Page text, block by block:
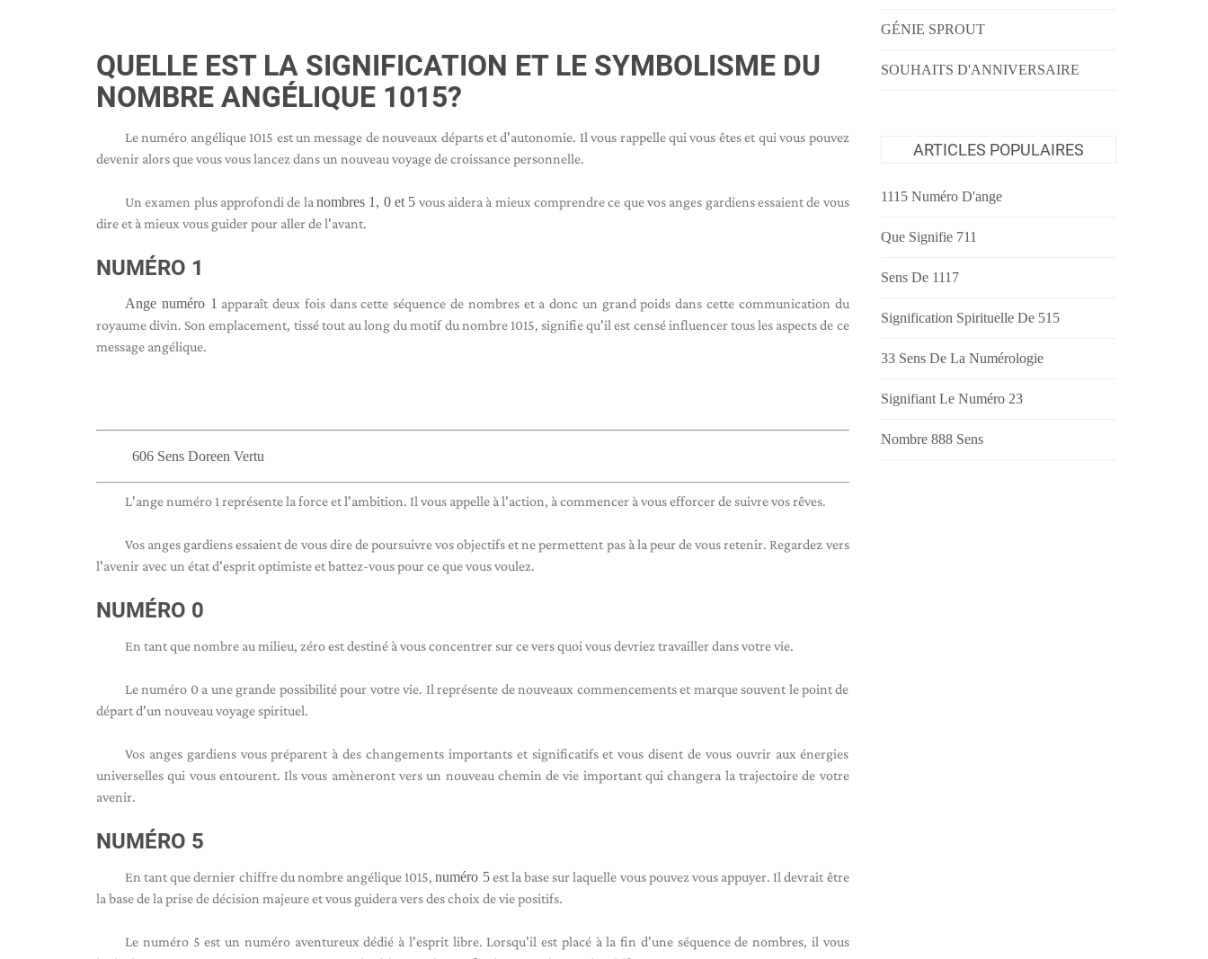
QUELLE EST LA SIGNIFICATION ET LE SYMBOLISME DU
NOMBRE ANGÉLIQUE 1015?
Le numéro angélique 1015 est un message de nouveaux départs et d'autonomie. Il vous rappelle qui vous êtes et qui vous pouvez
devenir alors que vous vous lancez dans un nouveau voyage de croissance personnelle.
Un examen plus approfondi de la nombres 1, 0 et 5 vous aidera à mieux comprendre ce que vos anges gardiens essaient de vous
dire et à mieux vous guider pour aller de l'avant.
NUMÉRO 1
Ange numéro 1 apparaît deux fois dans cette séquence de nombres et a donc un grand poids dans cette communication du
royaume divin. Son emplacement, tissé tout au long du motif du nombre 1015, signifie qu'il est censé influencer tous les aspects de ce
message angélique.
606 Sens Doreen Vertu
L'ange numéro 1 représente la force et l'ambition. Il vous appelle à l'action, à commencer à vous efforcer de suivre vos rêves.
Vos anges gardiens essaient de vous dire de poursuivre vos objectifs et ne permettent pas à la peur de vous retenir. Regardez vers
l'avenir avec un état d'esprit optimiste et battez-vous pour ce que vous voulez.
NUMÉRO 0
En tant que nombre au milieu, zéro est destiné à vous concentrer sur ce vers quoi vous devriez travailler dans votre vie.
Le numéro 0 a une grande possibilité pour votre vie. Il représente de nouveaux commencements et marque souvent le point de
départ d'un nouveau voyage spirituel.
Vos anges gardiens vous préparent à des changements importants et significatifs et vous disent de vous ouvrir aux énergies
universelles qui vous entourent. Ils vous amèneront vers un nouveau chemin de vie important qui changera la trajectoire de votre
avenir.
NUMÉRO 5
En tant que dernier chiffre du nombre angélique 1015,numéro 5est la base sur laquelle vous pouvez vous appuyer. Il devrait être
la base de la prise de décision majeure et vous guidera vers des choix de vie positifs.
Le numéro 5 est un numéro aventureux dédié à l'esprit libre. Lorsqu'il est placé à la fin d'une séquence de nombres, il vous
GÉNIE SPROUT
SOUHAITS D'ANNIVERSAIRE
ARTICLES POPULAIRES
1115 Numéro D'ange
Que Signifie 711
Sens De 1117
Signification Spirituelle De 515
33 Sens De La Numérologie
Signifiant Le Numéro 23
Nombre 888 Sens